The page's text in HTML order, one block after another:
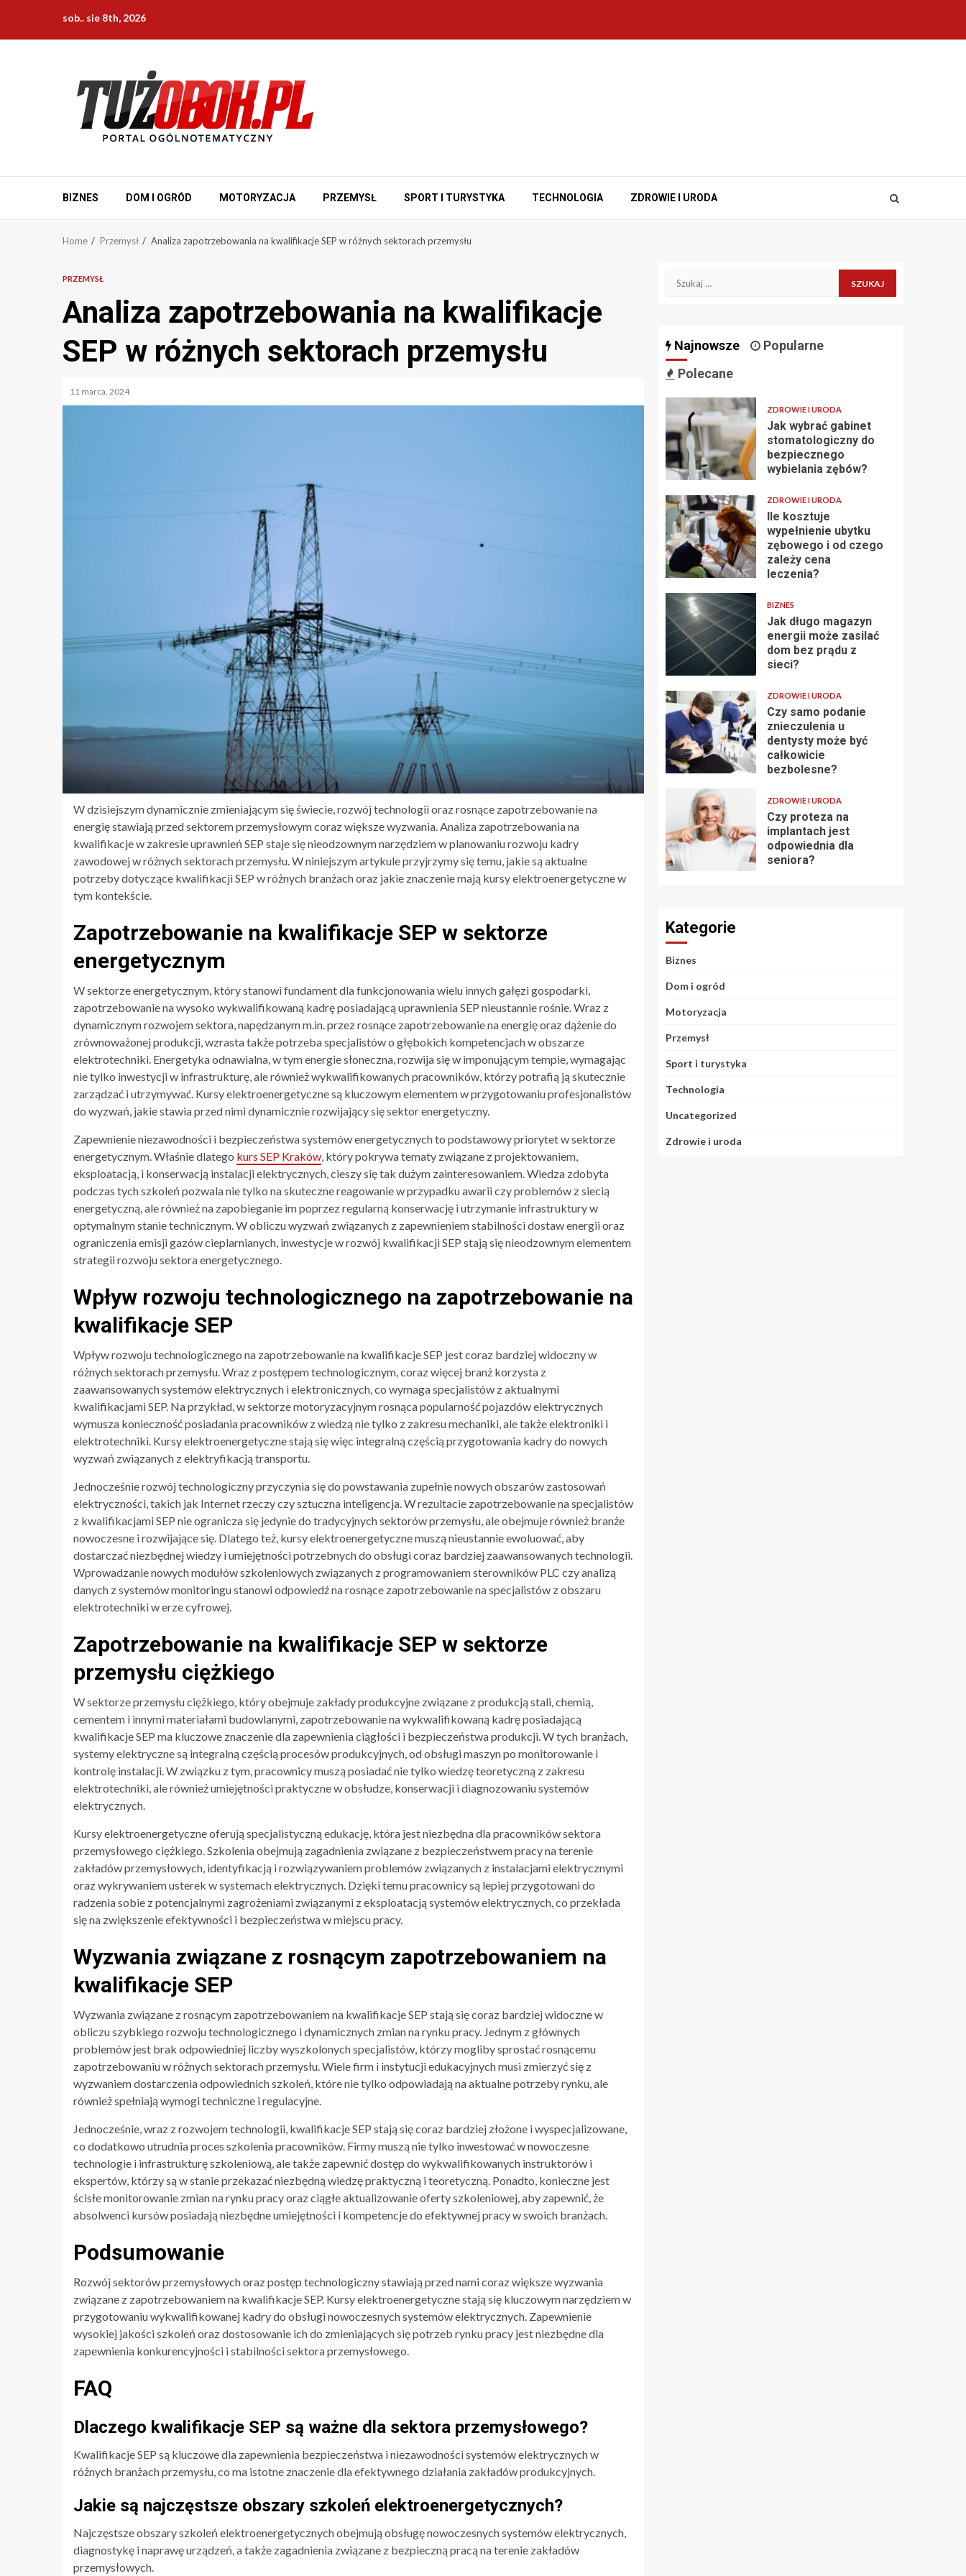
content
sob.. sie 8th, 2026
BIZNES DOM I OGRÓD MOTORYZACJA PRZEMYSŁ SPORT I TURYSTYKA TECHNOLOGIA ZDROWIE I URODA
Home Przemysł Analiza zapotrzebowania na kwalifikacje SEP w różnych sektorach przemysłu
PRZEMYSŁ
Analiza zapotrzebowania na kwalifikacje
SEP w różnych sektorach przemysłu
11 marca, 2024
W dzisiejszym dynamicznie zmieniającym się świecie, rozwój technologii oraz rosnące zapotrzebowanie na
energię stawiają przed sektorem przemysłowym coraz większe wyzwania. Analiza zapotrzebowania na
kwalifikacje w zakresie uprawnień SEP staje się nieodzownym narzędziem w planowaniu rozwoju kadry
zawodowej w różnych sektorach przemysłu. W niniejszym artykule przyjrzymy się temu, jakie są aktualne
potrzeby dotyczące kwalifikacji SEP w różnych branżach oraz jakie znaczenie mają kursy elektroenergetyczne w
tym kontekście.
Zapotrzebowanie na kwalifikacje SEP w sektorze
energetycznym
W sektorze energetycznym, który stanowi fundament dla funkcjonowania wielu innych gałęzi gospodarki,
zapotrzebowanie na wysoko wykwalifikowaną kadrę posiadającą uprawnienia SEP nieustannie rośnie. Wraz z
dynamicznym rozwojem sektora, napędzanym m.in. przez rosnące zapotrzebowanie na energię oraz dążenie do
zrównoważonej produkcji, wzrasta także potrzeba specjalistów o głębokich kompetencjach w obszarze
elektrotechniki. Energetyka odnawialna, w tym energie słoneczna, rozwija się w imponującym tempie, wymagając
nie tylko inwestycji w infrastrukturę, ale również wykwalifikowanych pracowników, którzy potrafią ją skutecznie
zarządzać i utrzymywać. Kursy elektroenergetyczne są kluczowym elementem w przygotowaniu profesjonalistów
do wyzwań, jakie stawia przed nimi dynamicznie rozwijający się sektor energetyczny.
Zapewnienie niezawodności i bezpieczeństwa systemów energetycznych to podstawowy priorytet w sektorze
energetycznym. Właśnie dlatego kurs SEP Kraków , który pokrywa tematy związane z projektowaniem,
eksploatacją, i konserwacją instalacji elektrycznych, cieszy się tak dużym zainteresowaniem. Wiedza zdobyta
podczas tych szkoleń pozwala nie tylko na skuteczne reagowanie w przypadku awarii czy problemów z siecią
energetyczną, ale również na zapobieganie im poprzez regularną konserwację i utrzymanie infrastruktury w
optymalnym stanie technicznym. W obliczu wyzwań związanych z zapewnieniem stabilności dostaw energii oraz
ograniczenia emisji gazów cieplarnianych, inwestycje w rozwój kwalifikacji SEP stają się nieodzownym elementem
strategii rozwoju sektora energetycznego.
Wpływ rozwoju technologicznego na zapotrzebowanie na
kwalifikacje SEP
Wpływ rozwoju technologicznego na zapotrzebowanie na kwalifikacje SEP jest coraz bardziej widoczny w
różnych sektorach przemysłu. Wraz z postępem technologicznym, coraz więcej branż korzysta z
zaawansowanych systemów elektrycznych i elektronicznych, co wymaga specjalistów z aktualnymi
kwalifikacjami SEP. Na przykład, w sektorze motoryzacyjnym rosnąca popularność pojazdów elektrycznych
wymusza konieczność posiadania pracowników z wiedzą nie tylko z zakresu mechaniki, ale także elektroniki i
elektrotechniki. Kursy elektroenergetyczne stają się więc integralną częścią przygotowania kadry do nowych
wyzwań związanych z elektryfikacją transportu.
Jednocześnie rozwój technologiczny przyczynia się do powstawania zupełnie nowych obszarów zastosowań
elektryczności, takich jak Internet rzeczy czy sztuczna inteligencja. W rezultacie zapotrzebowanie na specjalistów
z kwalifikacjami SEP nie ogranicza się jedynie do tradycyjnych sektorów przemysłu, ale obejmuje również branże
nowoczesne i rozwijające się. Dlatego też, kursy elektroenergetyczne muszą nieustannie ewoluować, aby
dostarczać niezbędnej wiedzy i umiejętności potrzebnych do obsługi coraz bardziej zaawansowanych technologii.
Wprowadzanie nowych modułów szkoleniowych związanych z programowaniem sterowników PLC czy analizą
danych z systemów monitoringu stanowi odpowiedź na rosnące zapotrzebowanie na specjalistów z obszaru
elektrotechniki w erze cyfrowej.
Zapotrzebowanie na kwalifikacje SEP w sektorze
przemysłu ciężkiego
W sektorze przemysłu ciężkiego, który obejmuje zakłady produkcyjne związane z produkcją stali, chemią,
cementem i innymi materiałami budowlanymi, zapotrzebowanie na wykwalifikowaną kadrę posiadającą
kwalifikacje SEP ma kluczowe znaczenie dla zapewnienia ciągłości i bezpieczeństwa produkcji. W tych branżach,
systemy elektryczne są integralną częścią procesów produkcyjnych, od obsługi maszyn po monitorowanie i
kontrolę instalacji. W związku z tym, pracownicy muszą posiadać nie tylko wiedzę teoretyczną z zakresu
elektrotechniki, ale również umiejętności praktyczne w obsłudze, konserwacji i diagnozowaniu systemów
elektrycznych.
Kursy elektroenergetyczne oferują specjalistyczną edukację, która jest niezbędna dla pracowników sektora
przemysłowego ciężkiego. Szkolenia obejmują zagadnienia związane z bezpieczeństwem pracy na terenie
zakładów przemysłowych, identyfikacją i rozwiązywaniem problemów związanych z instalacjami elektrycznymi
oraz wykrywaniem usterek w systemach elektrycznych. Dzięki temu pracownicy są lepiej przygotowani do
radzenia sobie z potencjalnymi zagrożeniami związanymi z eksploatacją systemów elektrycznych, co przekłada
się na zwiększenie efektywności i bezpieczeństwa w miejscu pracy.
Wyzwania związane z rosnącym zapotrzebowaniem na
kwalifikacje SEP
Wyzwania związane z rosnącym zapotrzebowaniem na kwalifikacje SEP stają się coraz bardziej widoczne w
obliczu szybkiego rozwoju technologicznego i dynamicznych zmian na rynku pracy. Jednym z głównych
problemów jest brak odpowiedniej liczby wyszkolonych specjalistów, którzy mogliby sprostać rosnącemu
zapotrzebowaniu w różnych sektorach przemysłu. Wiele firm i instytucji edukacyjnych musi zmierzyć się z
wyzwaniem dostarczenia odpowiednich szkoleń, które nie tylko odpowiadają na aktualne potrzeby rynku, ale
również spełniają wymogi techniczne i regulacyjne.
Jednocześnie, wraz z rozwojem technologii, kwalifikacje SEP stają się coraz bardziej złożone i wyspecjalizowane,
co dodatkowo utrudnia proces szkolenia pracowników. Firmy muszą nie tylko inwestować w nowoczesne
technologie i infrastrukturę szkoleniową, ale także zapewnić dostęp do wykwalifikowanych instruktorów i
ekspertów, którzy są w stanie przekazać niezbędną wiedzę praktyczną i teoretyczną. Ponadto, konieczne jest
ścisłe monitorowanie zmian na rynku pracy oraz ciągłe aktualizowanie oferty szkoleniowej, aby zapewnić, że
absolwenci kursów posiadają niezbędne umiejętności i kompetencje do efektywnej pracy w swoich branżach.
Podsumowanie
Rozwój sektorów przemysłowych oraz postęp technologiczny stawiają przed nami coraz większe wyzwania
związane z zapotrzebowaniem na kwalifikacje SEP. Kursy elektroenergetyczne stają się kluczowym narzędziem w
przygotowaniu wykwalifikowanej kadry do obsługi nowoczesnych systemów elektrycznych. Zapewnienie
wysokiej jakości szkoleń oraz dostosowanie ich do zmieniających się potrzeb rynku pracy jest niezbędne dla
zapewnienia konkurencyjności i stabilności sektora przemysłowego.
FAQ
Dlaczego kwalifikacje SEP są ważne dla sektora przemysłowego?
Kwalifikacje SEP są kluczowe dla zapewnienia bezpieczeństwa i niezawodności systemów elektrycznych w
różnych branżach przemysłu, co ma istotne znaczenie dla efektywnego działania zakładów produkcyjnych.
Jakie są najczęstsze obszary szkoleń elektroenergetycznych?
Najczęstsze obszary szkoleń elektroenergetycznych obejmują obsługę nowoczesnych systemów elektrycznych,
diagnostykę i naprawę urządzeń, a także zagadnienia związane z bezpieczną pracą na terenie zakładów
przemysłowych.
Szukaj:
Najnowsze
Popularne
Polecane
ZDROWIE I URODA
Jak wybrać gabinet
stomatologiczny do
bezpiecznego
wybielania zębów?
ZDROWIE I URODA
Ile kosztuje
wypełnienie ubytku
zębowego i od czego
zależy cena
leczenia?
BIZNES
Jak długo magazyn
energii może zasilać
dom bez prądu z
sieci?
ZDROWIE I URODA
Czy samo podanie
znieczulenia u
dentysty może być
całkowicie
bezbolesne?
ZDROWIE I URODA
Czy proteza na
implantach jest
odpowiednia dla
seniora?
Kategorie
Biznes
Dom i ogród
Motoryzacja
Przemysł
Sport i turystyka
Technologia
Uncategorized
Zdrowie i uroda